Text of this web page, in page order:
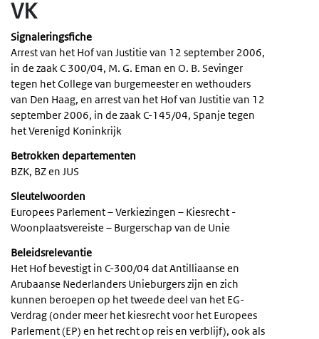
VK
Signaleringsfiche
Arrest van het Hof van Justitie van 12 september 2006,
in de zaak C 300/04, M. G. Eman en O. B. Sevinger
tegen het College van burgemeester en wethouders
van Den Haag, en arrest van het Hof van Justitie van 12
september 2006, in de zaak C-145/04, Spanje tegen
het Verenigd Koninkrijk
Betrokken departementen
BZK, BZ en JUS
Sleutelwoorden
Europees Parlement – Verkiezingen – Kiesrecht -
Woonplaatsvereiste – Burgerschap van de Unie
Beleidsrelevantie
Het Hof bevestigt in C-300/04 dat Antilliaanse en
Arubaanse Nederlanders Unieburgers zijn en zich
kunnen beroepen op het tweede deel van het EG-
Verdrag (onder meer het kiesrecht voor het Europees
Parlement (EP) en het recht op reis en verblijf), ook als